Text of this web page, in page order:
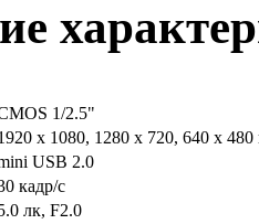
1/2.5"
х 1080, 1280 х 720, 640 х 480
USB 2.0
кадр/с
лк, F2.0